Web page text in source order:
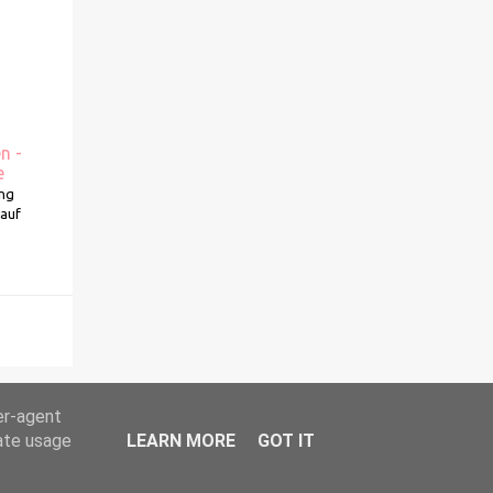
-
agent
usage
LEARN MORE GOT IT